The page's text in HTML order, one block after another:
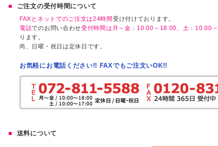
ご注文の受付時間について
FAXとネットでのご注文は24時間受け付けております。
電話でのお問い合わせ受付時間は月～金：10:00～18:00、土：10:00
ります。
尚、日曜・祝日は定休日です。
お気軽にお電話ください!! FAXでもご注文いOK!!
送料について